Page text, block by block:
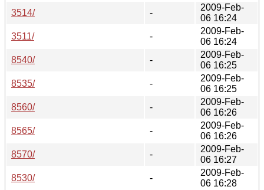
3514/
-
2009-Feb-
06 16:24
3511/
-
2009-Feb-
06 16:24
8540/
-
2009-Feb-
06 16:25
8535/
-
2009-Feb-
06 16:25
8560/
-
2009-Feb-
06 16:26
8565/
-
2009-Feb-
06 16:26
8570/
-
2009-Feb-
06 16:27
8530/
-
2009-Feb-
06 16:28